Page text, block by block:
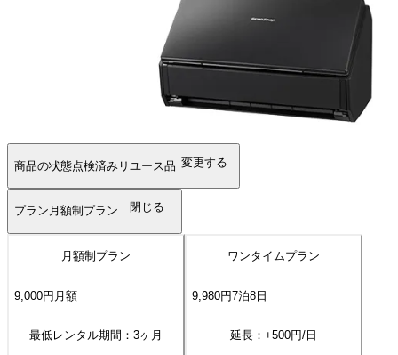
商品の状態点検済みリユース品 変更する
プラン 月額制プラン 閉じる
月額制プラン
9,000円 月額
最低レンタル期間：3ヶ月
ワンタイムプラン
9,980円7泊8日
延長：+500円/日